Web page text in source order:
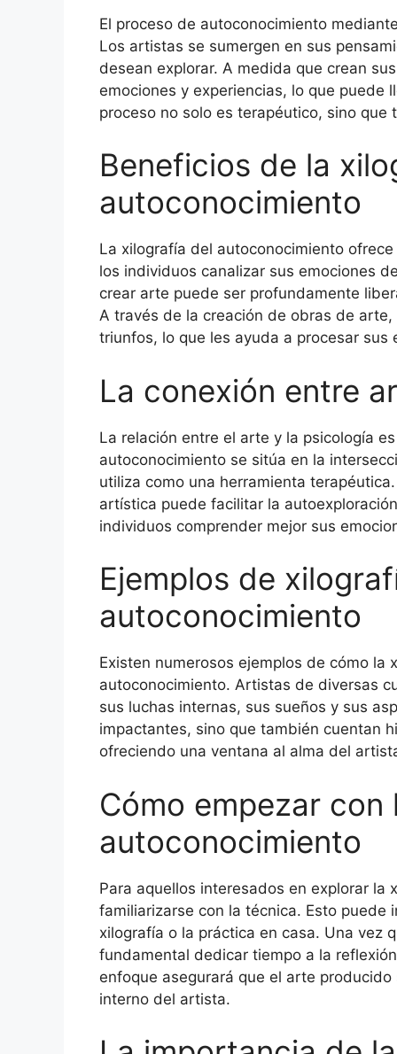
El proceso de autoconocimiento
Los artistas se sumergen en sus
desean explorar. A medida que crean
emociones y experiencias, lo que puede
proceso no solo es terapéutico, sino
Beneficios de la
autoconocimiento
La xilografía del autoconocimiento
los individuos canalizar sus emociones
crear arte puede ser profundamente
A través de la creación de obras de
triunfos, lo que les ayuda a procesar
La conexión entre
La relación entre el arte y la psicología
autoconocimiento se sitúa en la
utiliza como una herramienta
artística puede facilitar la
individuos comprender mejor sus
Ejemplos de
autoconocimiento
Existen numerosos ejemplos de cómo la
autoconocimiento. Artistas de diversas
sus luchas internas, sus sueños y sus
impactantes, sino que también cuentan
ofreciendo una ventana al alma del
Cómo empezar
autoconocimiento
Para aquellos interesados en explorar la
familiarizarse con la técnica. Esto
xilografía o la práctica en casa. Una vez
fundamental dedicar tiempo a la
enfoque asegurará que el arte
interno del artista.